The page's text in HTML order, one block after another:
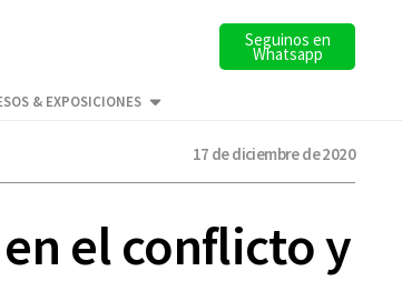
Seguinos en
Whatsapp
& EXPOSICIONES
17 de diciembre de 2020
el conflicto y